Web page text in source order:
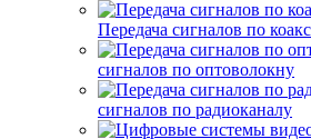
Передача сигналов по
сигналов по оптоволокну
сигналов по радиоканалу